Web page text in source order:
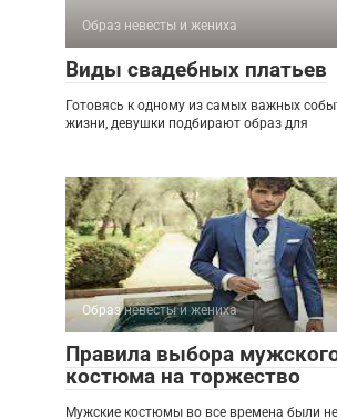
Образ невесты и жениха
Виды свадебных платьев
Готовясь к одному из самых важных
жизни, девушки подбирают образ для
Образ невесты и жениха
Правила выбора
костюма на торжество
Мужские костюмы во все времена были